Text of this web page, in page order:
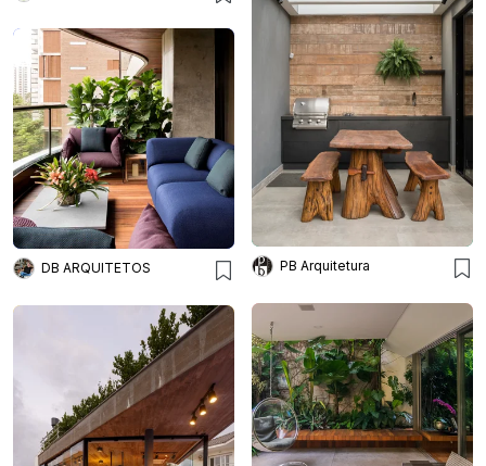
PB Arquitetura
DB ARQUITETOS